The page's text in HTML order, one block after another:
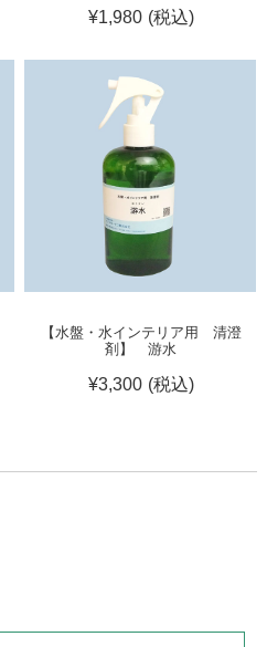
¥1,980 (税込)
【水盤・水インテリア用 清澄
剤】 游水
¥3,300 (税込)